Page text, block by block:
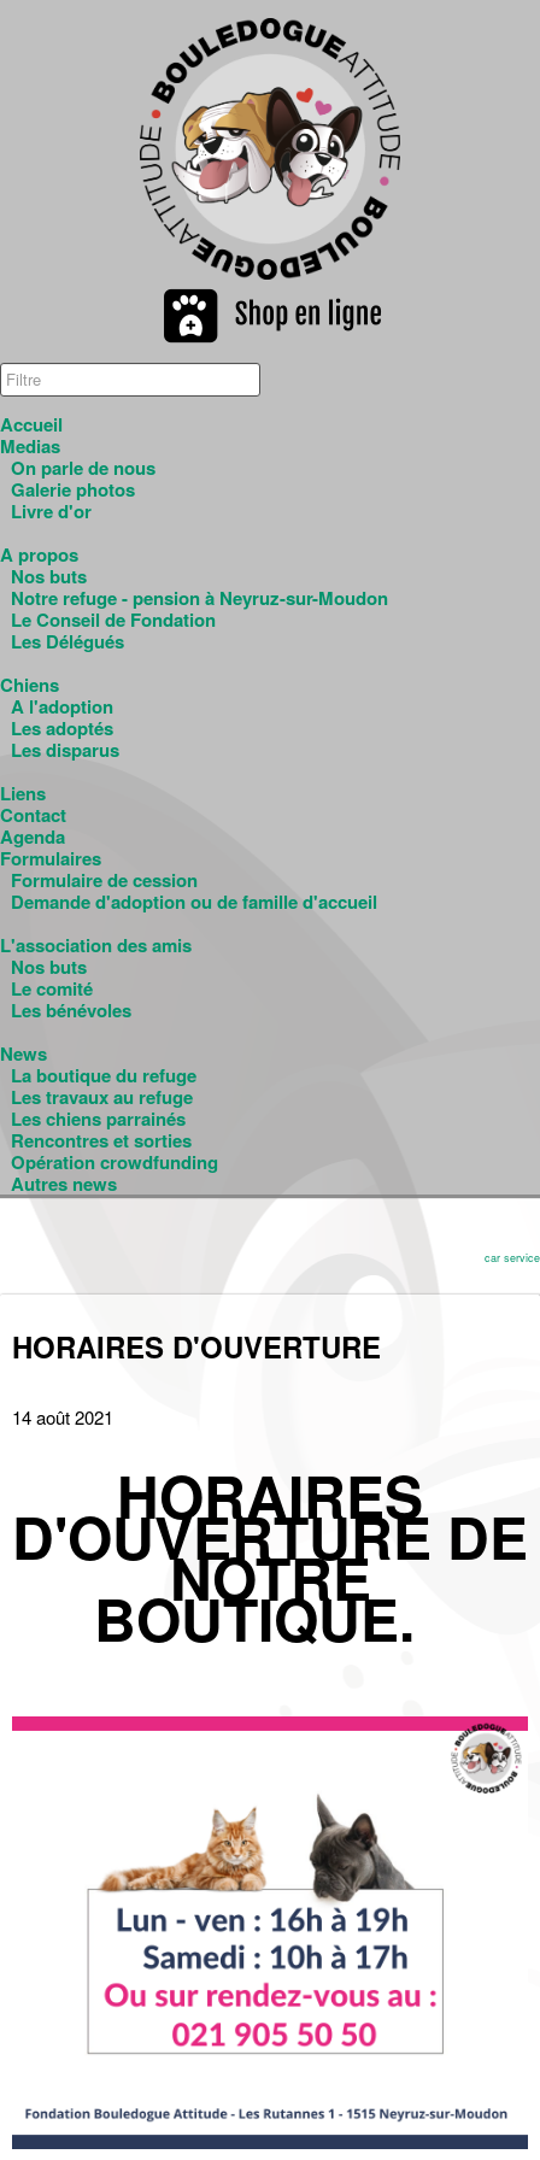
Accueil
Medias
On parle de nous
Galerie photos
Livre d'or
A propos
Nos buts
Notre refuge - pension à Neyruz-sur-Moudon
Le Conseil de Fondation
Les Délégués
Chiens
A l'adoption
Les adoptés
Les disparus
Liens
Contact
Agenda
Formulaires
Formulaire de cession
Demande d'adoption ou de famille d'accueil
L'association des amis
Nos buts
Le comité
Les bénévoles
News
La boutique du refuge
Les travaux au refuge
Les chiens parrainés
Rencontres et sorties
Opération crowdfunding
Autres news
car service
HORAIRES D'OUVERTURE
14 août 2021
HORAIRES
D'OUVERTURE DE
NOTRE
BOUTIQUE.